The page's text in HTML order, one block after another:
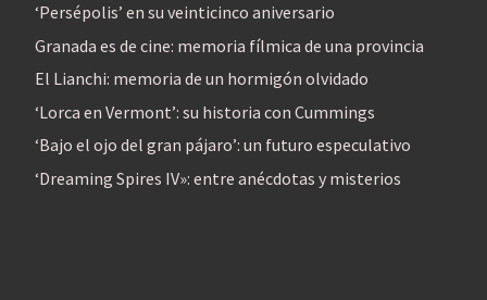
‘Persépolis’ en su veinticinco aniversario
Granada es de cine: memoria fílmica de una provincia
El Lianchi: memoria de un hormigón olvidado
‘Lorca en Vermont’: su historia con Cummings
‘Bajo el ojo del gran pájaro’: un futuro especulativo
‘Dreaming Spires IV»: entre anécdotas y misterios